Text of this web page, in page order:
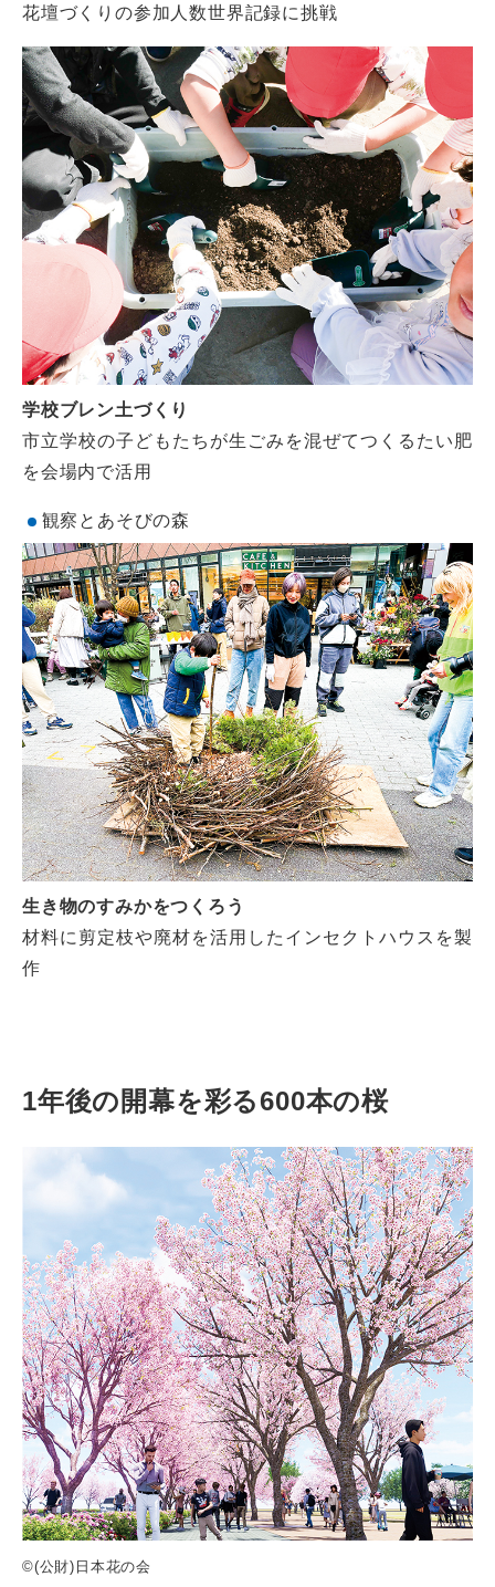
花壇づくりの参加人数世界記録に挑戦
学校ブレン土づくり
市立学校の子どもたちが生ごみを混ぜてつくるたい肥
を会場内で活用
観察とあそびの森
生き物のすみかをつくろう
材料に剪定枝や廃材を活用したインセクトハウスを製
作
1年後の開幕を彩る600本の桜
©(公財)日本花の会